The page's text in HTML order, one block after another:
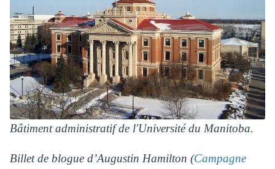
Bâtiment administratif de l'Université du Manitoba.
Billet de blogue d’Augustin Hamilton (Campagne